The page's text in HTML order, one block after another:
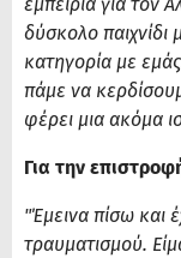
δύσκολο παιχνίδι
κατηγορία με
πάμε να
φέρει μια ακόμα
Για την
"Έμεινα πίσω και
τραυματισμού.